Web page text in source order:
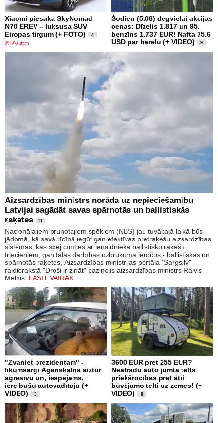
Xiaomi piesaka SkyNomad
N70 EREV – luksusa SUV
Eiropas tirgum (+ FOTO)
4
Šodien (5.08) degvielai akcijas
cenas: Dīzelis 1.817 un 95.
benzīns 1.737 EUR! Nafta 75.6
USD par barelu (+ VIDEO)
9
Aizsardzības ministrs norāda uz nepieciešamību
Latvijai sagādāt savas spārnotās un ballistiskās
raķetes
11
Nacionālajiem bruņotajiem spēkiem (NBS) jau tuvākajā laikā būs
jādomā, kā savā rīcībā iegūt gan efektīvas pretraķešu aizsardzības
sistēmas, kas spēj cīnīties ar ienaidnieka ballistisko raķešu
triecieniem, gan tālās darbības uzbrukuma ieročus - ballistiskās un
spārnotās raķetes, Aizsardzības ministrijas portāla "Sargs.lv"
raidierakstā "Droši ir zināt" paziņojis aizsardzības ministrs Raivis
Melnis. LASĪT VAIRĀK
"Zvaniet prezidentam" -
likumsargi Āgenskalnā aiztur
agresīvu un, iespējams,
iereibušu autovadītāju (+
VIDEO)
3
3600 EUR pret 255 EUR?
Neatradu auto jumta telts
priekšrocības pret ātri
būvējamo telti uz zemes! (+
VIDEO)
8